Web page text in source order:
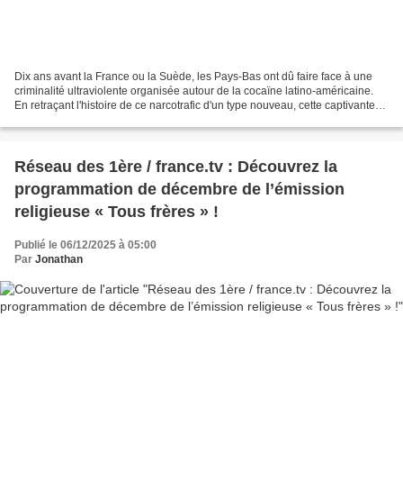
Dix ans avant la France ou la Suède, les Pays-Bas ont dû faire face à une
criminalité ultraviolente organisée autour de la cocaïne latino-américaine.
En retraçant l'histoire de ce narcotrafic d'un type nouveau, cette captivante
Réseau des 1ère / france.tv : Découvrez la
programmation de décembre de l’émission
religieuse « Tous frères » !
Publié le 06/12/2025 à 05:00
Par Jonathan